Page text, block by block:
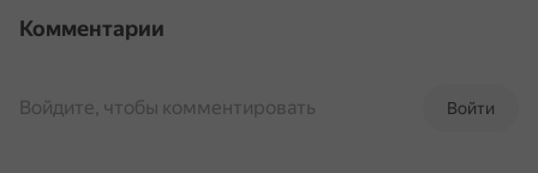
Комментарии
Войти
Войдите, чтобы комментировать